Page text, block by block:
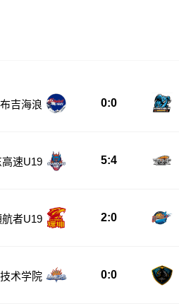
布吉海浪 0:0
高速U19 5:4
者U19 2:0
术学院 0:0